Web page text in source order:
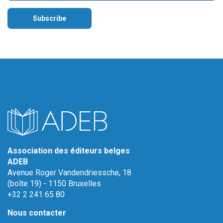
Association des éditeurs belges
ADEB
Avenue Roger Vandendriessche, 18
(boîte 19) - 1150 Bruxelles
+32 2 241 65 80
Nous contacter